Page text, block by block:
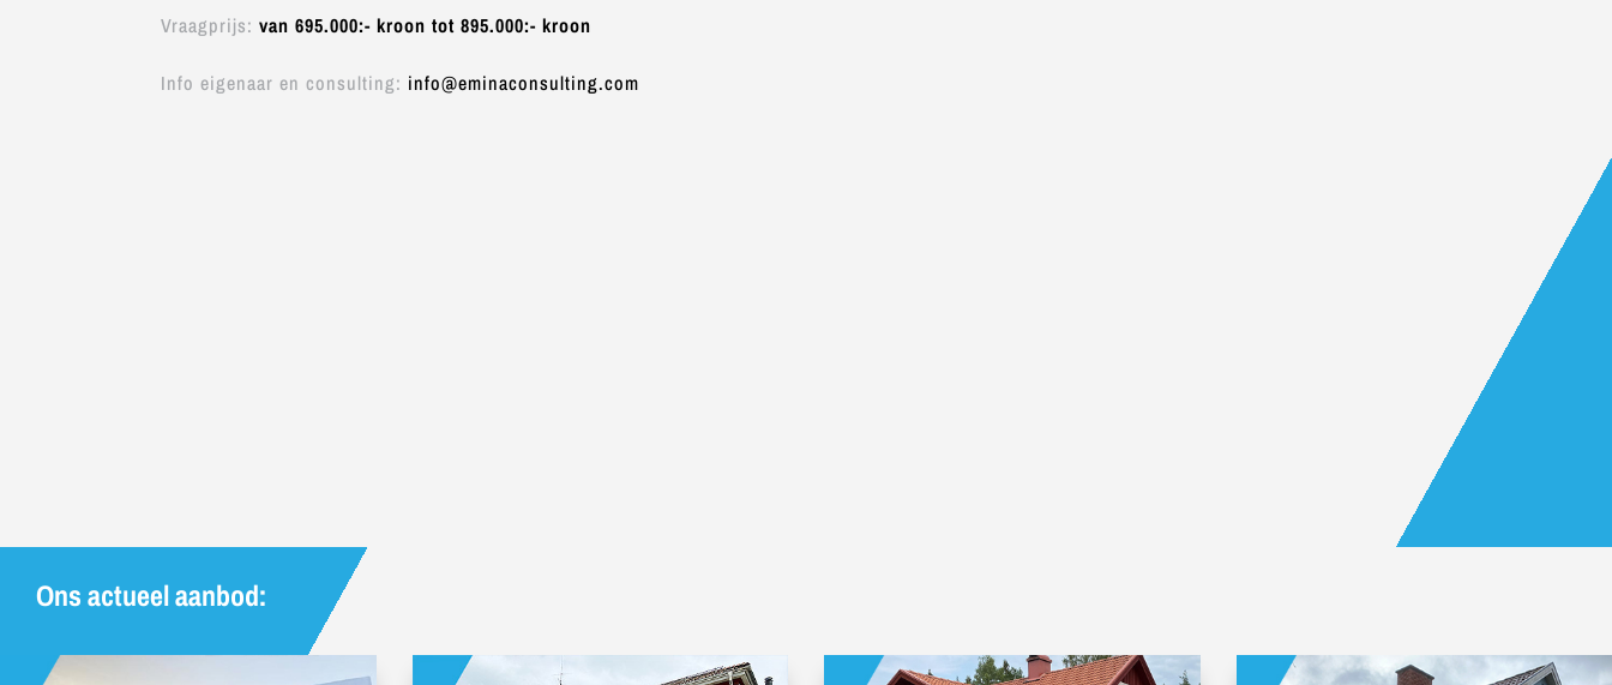
Vraagprijs:van 695.000:- kroon tot 895.000:- kroon
Info eigenaar en consulting: info@eminaconsulting.com
Ons actueel aanbod: